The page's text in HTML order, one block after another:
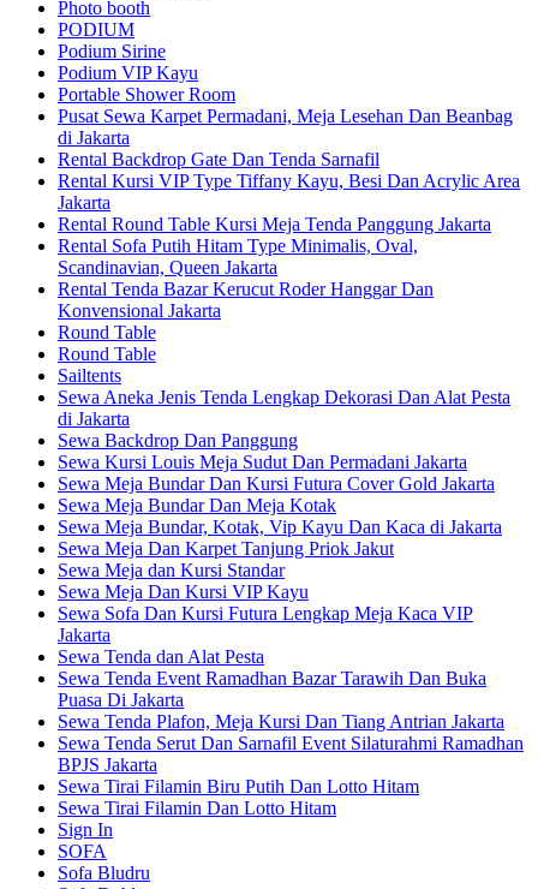
Photo booth
PODIUM
Podium Sirine
Podium VIP Kayu
Portable Shower Room
Pusat Sewa Karpet Permadani, Meja Lesehan Dan Beanbag
di Jakarta
Rental Backdrop Gate Dan Tenda Sarnafil
Rental Kursi VIP Type Tiffany Kayu, Besi Dan Acrylic Area
Jakarta
Rental Round Table Kursi Meja Tenda Panggung Jakarta
Rental Sofa Putih Hitam Type Minimalis, Oval,
Scandinavian, Queen Jakarta
Rental Tenda Bazar Kerucut Roder Hanggar Dan
Konvensional Jakarta
Round Table
Round Table
Sailtents
Sewa Aneka Jenis Tenda Lengkap Dekorasi Dan Alat Pesta
di Jakarta
Sewa Backdrop Dan Panggung
Sewa Kursi Louis Meja Sudut Dan Permadani Jakarta
Sewa Meja Bundar Dan Kursi Futura Cover Gold Jakarta
Sewa Meja Bundar Dan Meja Kotak
Sewa Meja Bundar, Kotak, Vip Kayu Dan Kaca di Jakarta
Sewa Meja Dan Karpet Tanjung Priok Jakut
Sewa Meja dan Kursi Standar
Sewa Meja Dan Kursi VIP Kayu
Sewa Sofa Dan Kursi Futura Lengkap Meja Kaca VIP
Jakarta
Sewa Tenda dan Alat Pesta
Sewa Tenda Event Ramadhan Bazar Tarawih Dan Buka
Puasa Di Jakarta
Sewa Tenda Plafon, Meja Kursi Dan Tiang Antrian Jakarta
Sewa Tenda Serut Dan Sarnafil Event Silaturahmi Ramadhan
BPJS Jakarta
Sewa Tirai Filamin Biru Putih Dan Lotto Hitam
Sewa Tirai Filamin Dan Lotto Hitam
Sign In
SOFA
Sofa Bludru